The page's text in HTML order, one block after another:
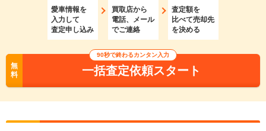
愛車情報を
入力して
査定申し込み
買取店から
電話、メール
でご連絡
査定額を
比べて売却先
を決める
無
料
90秒で終わるカンタン入力
一括査定依頼スタート